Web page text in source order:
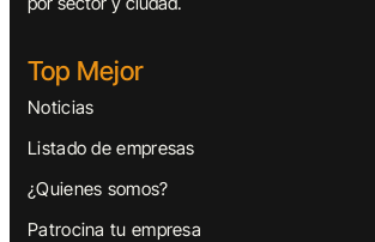
Top Mejor
Noticias
Listado de empresas
¿Quienes somos?
Patrocina tu empresa